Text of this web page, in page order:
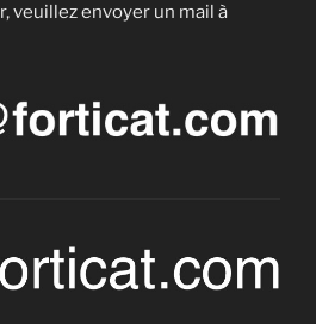
veuillez envoyer un mail à